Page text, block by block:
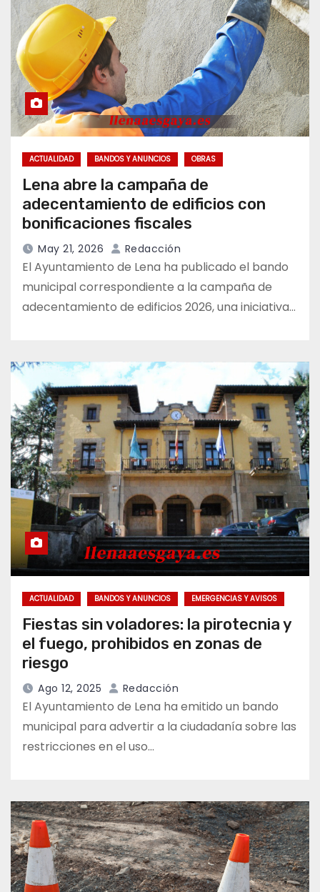
ACTUALIDAD BANDOS Y ANUNCIOS OBRAS
Lena abre la campaña de
adecentamiento de edificios con
bonificaciones fiscales
May 21, 2026 Redacción
El Ayuntamiento de Lena ha publicado el bando
municipal correspondiente a la campaña de
adecentamiento de edificios 2026, una iniciativa…
ACTUALIDAD BANDOS Y ANUNCIOS EMERGENCIAS Y AVISOS
Fiestas sin voladores: la pirotecnia y
el fuego, prohibidos en zonas de
riesgo
Ago 12, 2025 Redacción
El Ayuntamiento de Lena ha emitido un bando
municipal para advertir a la ciudadanía sobre las
restricciones en el uso…